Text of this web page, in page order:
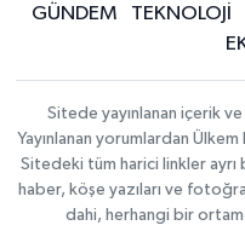
GÜNDEM TEKNOLOJİ
Sitede yayınlanan içerik
Yayınlanan yorumlardan
Sitedeki tüm harici linkler ayrı
haber, köşe yazıları ve
dahi, herhangi bir